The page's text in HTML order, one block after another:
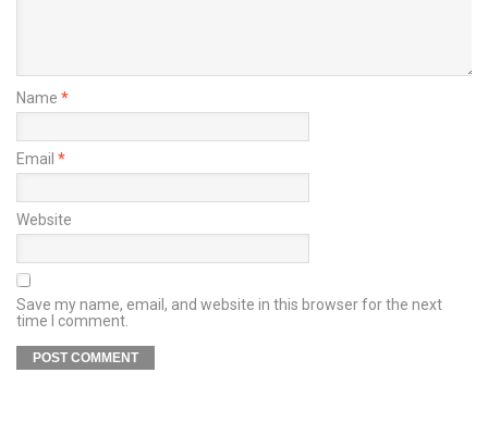
Name *
Email *
Website
Save my name, email, and website in this browser for the next
time I comment.